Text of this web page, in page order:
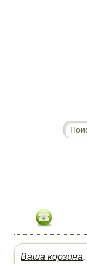
Ваша корзина: